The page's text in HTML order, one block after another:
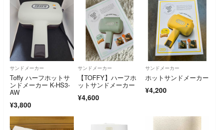
サンドメーカー
Toffy ハーフホットサ
ンドメーカー K-HS3-
AW
¥3,800
サンドメーカー
【TOFFY】ハーフホ
ットサンドメーカー
¥4,600
サンドメーカー
ホットサンドメーカー
¥4,200